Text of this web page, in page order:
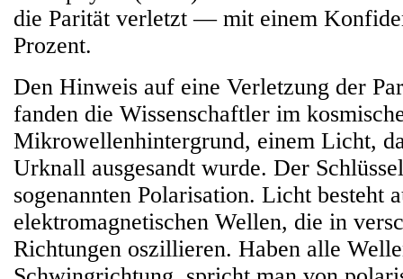
die Parität verletzt — mit einem
Prozent.
Den Hinweis auf eine Verletzung der
fanden die Wissenschaftler im
Mikrowellenhintergrund, einem Licht,
Urknall ausgesandt wurde. Der
sogenannten Polarisation. Licht besteht
elektromagnetischen Wellen, die in
Richtungen oszillieren. Haben alle